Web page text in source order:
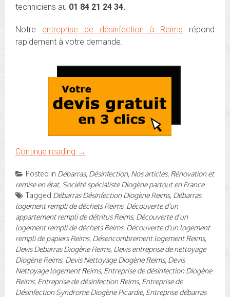
techniciens au 01 84 21 24 34.
Notre entreprise de désinfection à Reims répond
rapidement à votre demande.
Continue reading →
Posted in Débarras, Désinfection, Nos articles, Rénovation et
remise en état, Société spécialiste Diogène partout en France
Tagged Débarras Désinfection Diogène Reims, Débarras
logement rempli de déchets Reims, Découverte d'un
appartement rempli de détritus Reims, Découverte d'un
logement rempli de déchets Reims, Découverte d'un logement
rempli de papiers Reims, Désencombrement logement Reims,
Devis Debarras Diogène Reims, Devis entreprise de nettoyage
Diogène Reims, Devis Nettoyage Diogène Reims, Devis
Nettoyage logement Reims, Entreprise de désinfection Diogène
Reims, Entreprise de désinfection Reims, Entreprise de
Désinfection Syndrome Diogène Picardie, Entreprise débarras